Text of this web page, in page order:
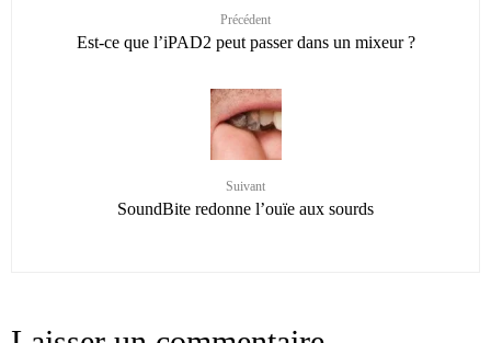
Précédent
Est-ce que l’iPAD2 peut passer dans un mixeur ?
Suivant
SoundBite redonne l’ouïe aux sourds